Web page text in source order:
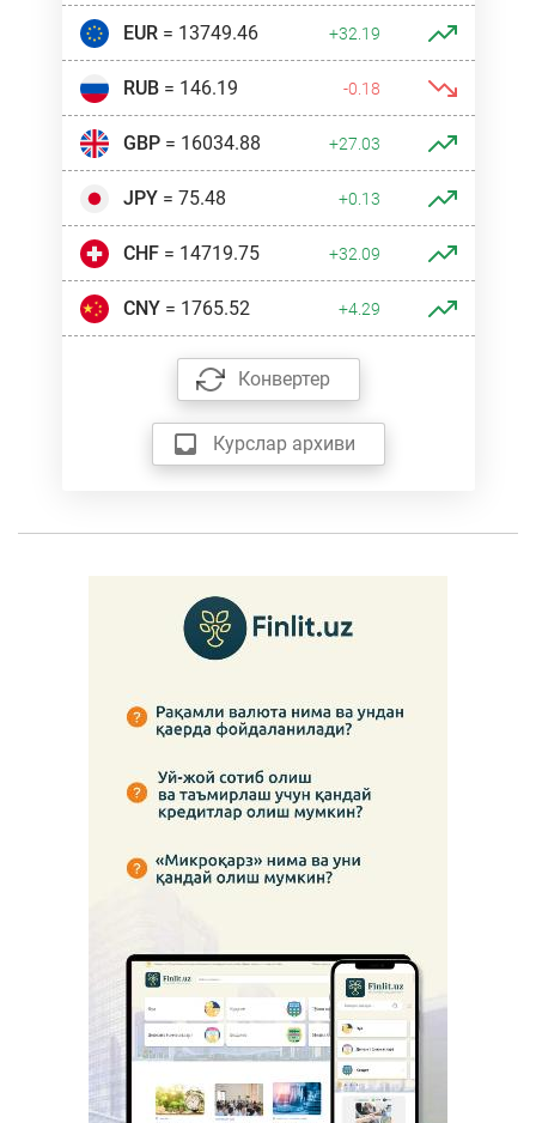
EUR= 13749.46 +32.19
RUB= 146.19 -0.18
GBP= 16034.88 +27.03
JPY= 75.48 +0.13
CHF= 14719.75 +32.09
CNY= 1765.52 +4.29
Конвертер
Курслар архиви